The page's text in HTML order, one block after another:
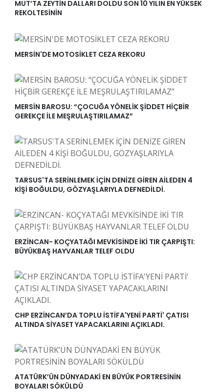
MUT’TA ZEYTİN DALLARI DOLDU SON 10 YILIN EN YÜKSEK
REKOLTESİNİN
MERSİN'DE MOTOSİKLET CEZA REKORU
MERSİN BAROSU: “ÇOCUĞA YÖNELİK ŞİDDET HİÇBİR
GEREKÇE İLE MEŞRULAŞTIRILAMAZ”
TARSUS'TA SERİNLEMEK İÇİN DENİZE GİREN AİLEDEN 4
KİŞİ BOĞULDU, GÖZYAŞLARIYLA DEFNEDİLDİ.
ERZİNCAN- KOÇYATAĞI MEVKİSİNDE İKİ TIR ÇARPIŞTI:
BÜYÜKBAŞ HAYVANLAR TELEF OLDU
CHP ERZİNCAN’DA TOPLU İSTİFA'YENİ PARTİ' ÇATISI
ALTINDA SİYASET YAPACAKLARINI AÇIKLADI.
ATATÜRK’ÜN DÜNYADAKİ EN BÜYÜK PORTRESİNİN
BOYALARI SÖKÜLDÜ